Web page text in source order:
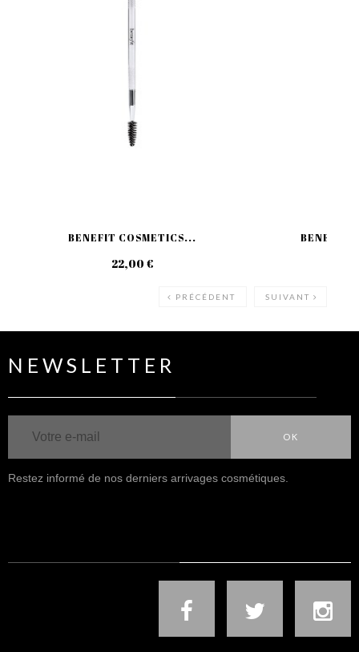
BENEFIT COSMETICS...
22,00 €
BENEFIT
PRÉCÉDENT SUIVANT
NEWSLETTER
OK
Restez informé de nos derniers arrivages cosmétiques.